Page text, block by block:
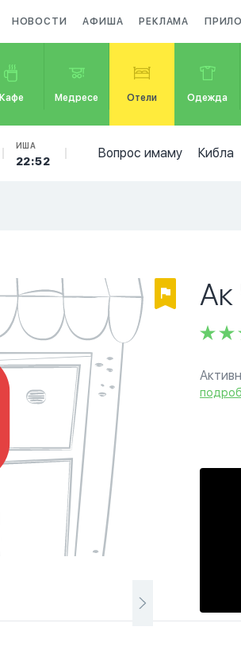
НОВОСТИ АФИША РЕКЛАМА
Кафе Медресе Отели Одежда
ИША
22:52
Вопрос имаму Кибла